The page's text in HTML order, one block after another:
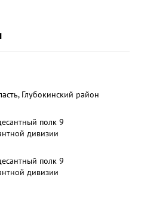
Глубокинский район
полк 9
дивизии
полк 9
дивизии